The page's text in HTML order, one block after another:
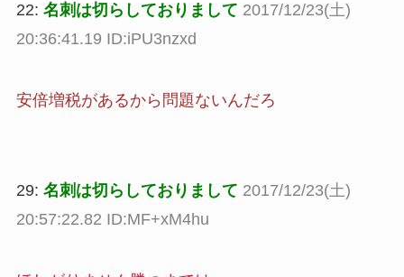
22: 名刺は切らしておりまして 2017/12/23(土)
20:36:41.19 ID:iPU3nzxd
安倍増税があるから問題ないんだろ
29: 名刺は切らしておりまして 2017/12/23(土)
20:57:22.82 ID:MF+xM4hu